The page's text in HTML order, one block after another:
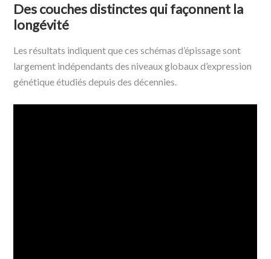
Des couches distinctes qui façonnent la
longévité
Les résultats indiquent que ces schémas d’épissage sont
largement indépendants des niveaux globaux d’expression
génétique étudiés depuis des décennies.